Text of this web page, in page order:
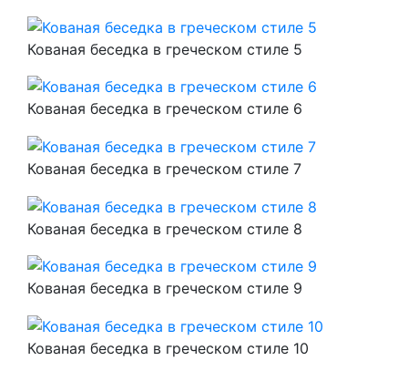
Кованая беседка в греческом стиле 5
Кованая беседка в греческом стиле 6
Кованая беседка в греческом стиле 7
Кованая беседка в греческом стиле 8
Кованая беседка в греческом стиле 9
Кованая беседка в греческом стиле 10